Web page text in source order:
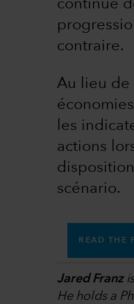
continue
contraire.
Au lieu de
les
actions
scénario.
READ THE
Jared Franz
He holds a